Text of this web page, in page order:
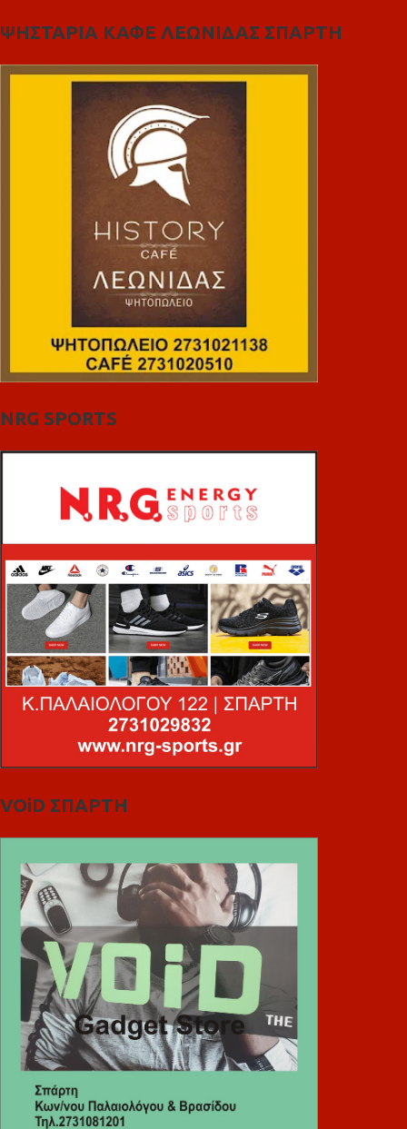
ΨΗΣΤΑΡΙΑ ΚΑΦΕ ΛΕΩΝΙΔΑΣ ΣΠΑΡΤΗ
NRG SPORTS
VOiD ΣΠΑΡΤΗ